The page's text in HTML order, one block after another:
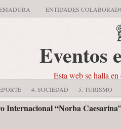
ENTIDADES
Eventos
Esta web se halla
4. SOCIEDAD 5. TURISMO
Internacional “Norba